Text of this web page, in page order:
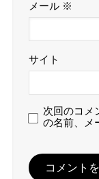
メール ※
サイト
次回のコメ
の名前、メ